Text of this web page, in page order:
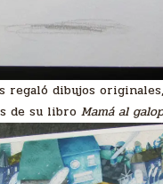
regaló dibujos
de su libroMamá al